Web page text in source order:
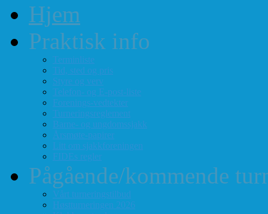
Hjem
Praktisk info
Terminliste
Tid, sted og pris
Styre og verv
Telefon- og E-post-liste
Forenings-vedtekter
Turneringsreglement
Barne- og ungdomssjakk
Årsmøte-papirer
Litt om sjakkforeningen
FIDEs regler
Pågående/kommende
Vårt turneringstilbud
Høstturneringen 2026